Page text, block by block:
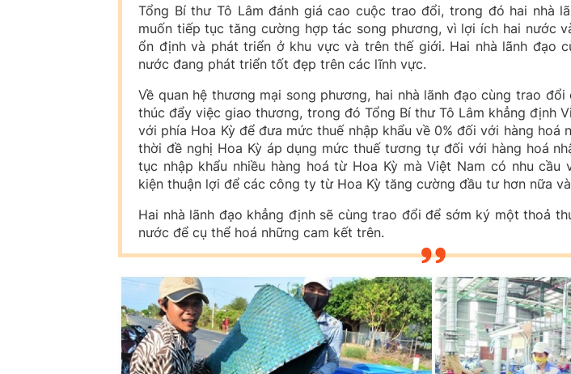
Tổng Bí thư Tô Lâm đánh giá cao cuộc trao đổi, trong đó hai nhà
muốn tiếp tục tăng cường hợp tác song phương, vì lợi ích hai nước
ổn định và phát triển ở khu vực và trên thế giới. Hai nhà lãnh đạo
nước đang phát triển tốt đẹp trên các lĩnh vực.
Về quan hệ thương mại song phương, hai nhà lãnh đạo cùng trao
thúc đẩy việc giao thương, trong đó Tổng Bí thư Tô Lâm khẳng định
với phía Hoa Kỳ để đưa mức thuế nhập khẩu về 0% đối với hàng hoá
thời đề nghị Hoa Kỳ áp dụng mức thuế tương tự đối với hàng hoá
tục nhập khẩu nhiều hàng hoá từ Hoa Kỳ mà Việt Nam có nhu cầu
kiện thuận lợi để các công ty từ Hoa Kỳ tăng cường đầu tư hơn nữa
Hai nhà lãnh đạo khẳng định sẽ cùng trao đổi để sớm ký một thoả
nước để cụ thể hoá những cam kết trên.